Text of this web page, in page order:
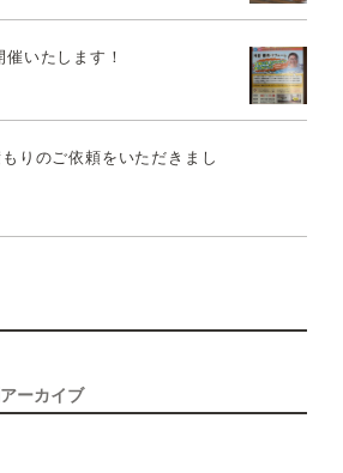
催いたします！
りのご依頼をいただきまし
ーカイブ